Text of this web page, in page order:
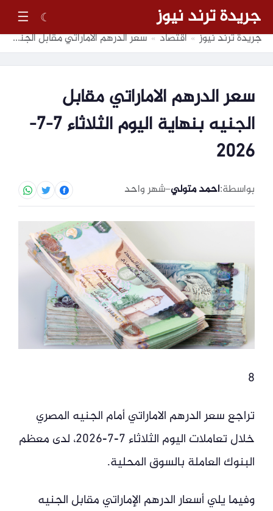
جريدة ترند نيوز ☾
☰
جريدة ترند نيوز » اقتصاد » سعر الدرهم الاماراتي مقابل الجنيه بنهاية اليوم الثلاثاء 7-7-2026
سعر الدرهم الاماراتي مقابل
الجنيه بنهاية اليوم الثلاثاء 7-7-
2026
بواسطة:احمد متولي–شهر واحد
8
تراجع سعر الدرهم الاماراتي أمام الجنيه المصري
خلال تعاملات اليوم الثلاثاء 7-7-2026، لدى معظم
البنوك العاملة بالسوق المحلية.
وفيما يلي أسعار الدرهم الإماراتي مقابل الجنيه